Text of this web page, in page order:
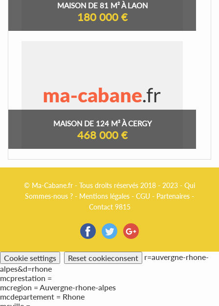
MAISON DE 81 M² À LAON
180 000 €
MAISON DE 124 M² À CERGY
468 000 €
© Ma-Cabane.fr - Tous droits réservés 2018 - 2023 - Qui
Sommes-nous ? - Mentions légales - CGU - Partenaires -
Contact 9815
Cookie settings Reset cookieconsent
r=auvergne-rhone-
alpes&d=rhone
mcprestation =
mcregion = Auvergne-rhone-alpes
mcdepartement = Rhone